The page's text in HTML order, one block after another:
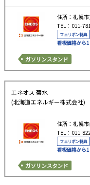
住所：札幌
TEL：011-
フェリポン特典
看板価格から
ガソリンスタンド
エネオス 菊水
(北海道エネルギー株式会社)
住所：札幌
TEL：011-
フェリポン特典
看板価格から
ガソリンスタンド